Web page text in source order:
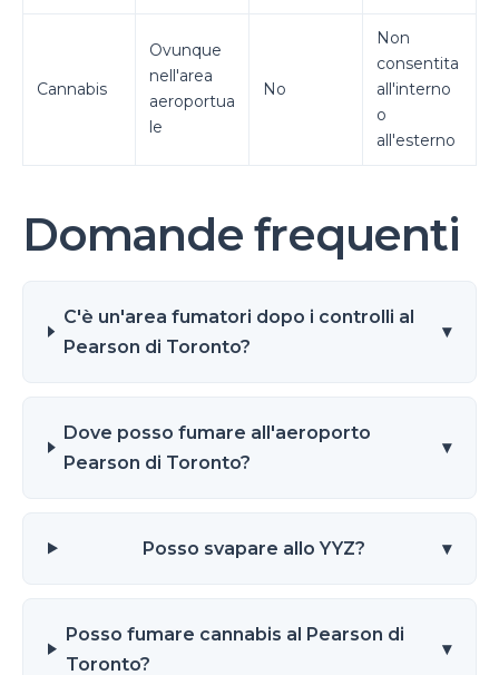
Cannabis
Ovunque
nell'area
aeroportua
le
No
Non
consentita
all'interno
o
all'esterno
Domande frequenti
C'è un'area fumatori dopo i controlli al
Pearson di Toronto?
▾
Dove posso fumare all'aeroporto
Pearson di Toronto?
▾
Posso svapare allo YYZ? ▾
Posso fumare cannabis al Pearson di
Toronto?
▾